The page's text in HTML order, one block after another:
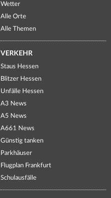
Wetter
Alle Orte
Alle Themen
VERKEHR
Staus Hessen
Blitzer Hessen
Unfälle Hessen
A3 News
A5 News
A661 News
Günstig tanken
Parkhäuser
Flugplan Frankfurt
Schulausfälle